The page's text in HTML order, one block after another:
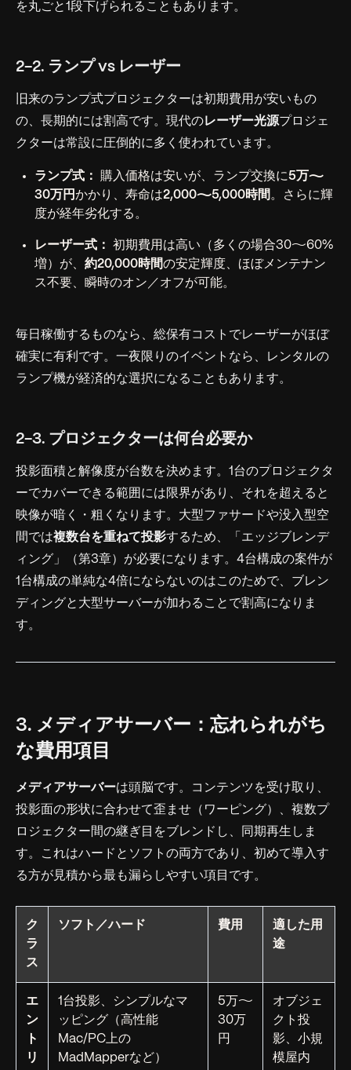
を丸ごと1段下げられることもあります。
2-2. ランプ vs レーザー
旧来のランプ式プロジェクターは初期費用が安いもの
の、長期的には割高です。現代のレーザー光源プロジェ
クターは常設に圧倒的に多く使われています。
ランプ式： 購入価格は安いが、ランプ交換に5万〜
30万円 かかり、寿命は2,000〜5,000時間 。さらに輝
度が経年劣化する。
レーザー式：
初期費用は高い（多くの場合30〜60%
増）が、 約20,000時間の安定輝度、ほぼメンテナン
ス不要、瞬時のオン／オフが可能。
毎日稼働するものなら、総保有コストでレーザーがほぼ
確実に有利です。一夜限りのイベントなら、レンタルの
ランプ機が経済的な選択になることもあります。
2-3. プロジェクターは何台必要か
投影面積と解像度が台数を決めます。1台のプロジェクタ
ーでカバーできる範囲には限界があり、それを超えると
映像が暗く・粗くなります。大型ファサードや没入型空
間では複数台を重ねて投影するため、「エッジブレンデ
ィング」（第3章）が必要になります。4台構成の案件が
1台構成の単純な4倍にならないのはこのためで、ブレン
ディングと大型サーバーが加わることで割高になりま
す。
3. メディアサーバー：忘れられがち
な費用項目
メディアサーバーは頭脳です。コンテンツを受け取り、
投影面の形状に合わせて歪ませ（ワーピング）、複数プ
ロジェクター間の継ぎ目をブレンドし、同期再生しま
す。これはハードとソフトの両方であり、初めて導入す
る方が見積から最も漏らしやすい項目です。
ク
ラ
ス
ソフト／ハード 費用
適した用
途
エ
ン
ト
リ
1台投影、シンプルなマ
ッピング（高性能
Mac/PC上の
MadMapperなど）
5万〜
30万
円
オブジェ
クト投
影、小規
模屋内